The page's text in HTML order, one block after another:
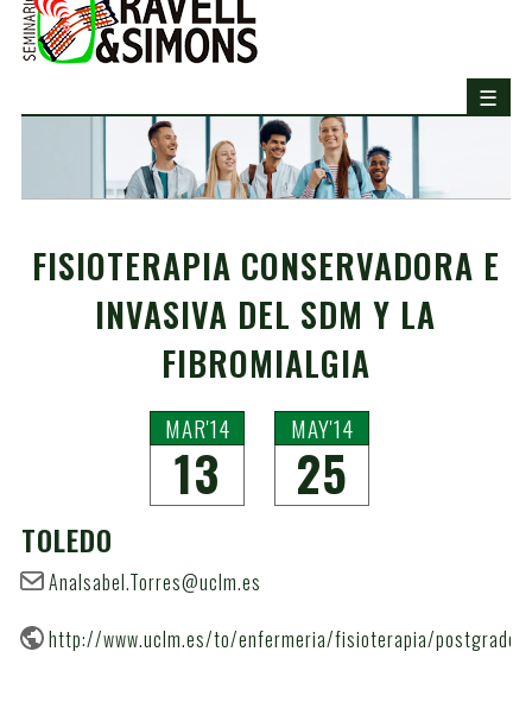
FISIOTERAPIA CONSERVADORA E
INVASIVA DEL SDM Y LA
FIBROMIALGIA
MAR'14
13
MAY'14
25
TOLEDO
AnaIsabel.Torres@uclm.es
http://www.uclm.es/to/enfermeria/fisioterapia/postgrado/